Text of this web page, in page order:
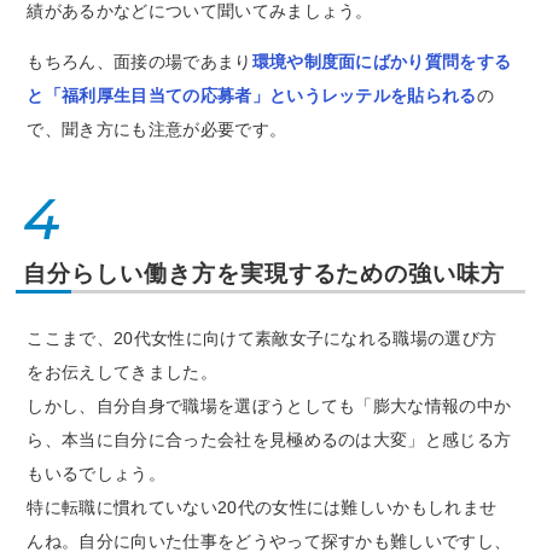
績があるかなどについて聞いてみましょう。
もちろん、面接の場であまり 環境や制度面にばかり質問をする
と「福利厚生目当ての応募者」というレッテルを貼られるの
で、聞き方にも注意が必要です。
4
自分らしい働き方を実現するための強い味方
ここまで、20代女性に向けて素敵女子になれる職場の選び方
をお伝えしてきました。
しかし、自分自身で職場を選ぼうとしても「膨大な情報の中か
ら、本当に自分に合った会社を見極めるのは大変」と感じる方
もいるでしょう。
特に転職に慣れていない20代の女性には難しいかもしれませ
んね。自分に向いた仕事をどうやって探すかも難しいですし、